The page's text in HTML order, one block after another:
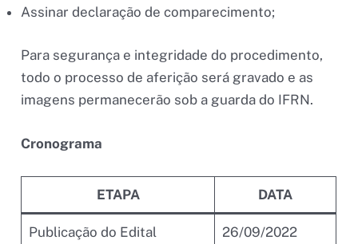
Assinar declaração de comparecimento;
Para segurança e integridade do procedimento,
todo o processo de aferição será gravado e as
imagens permanecerão sob a guarda do IFRN.
Cronograma
ETAPA DATA
Publicação do Edital 26/09/2022